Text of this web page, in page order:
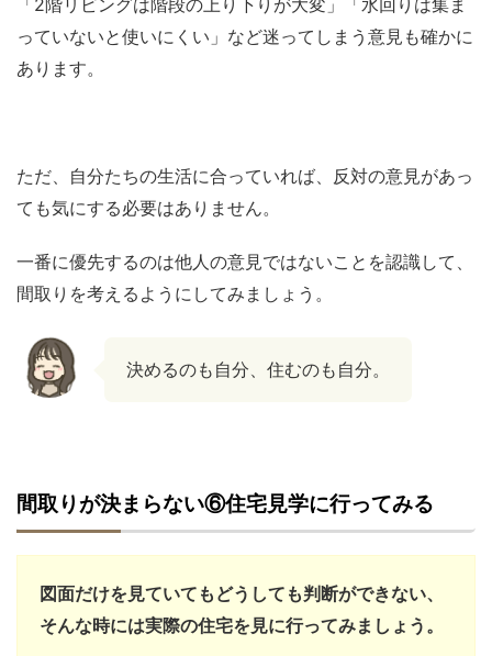
「2階リビングは階段の上り下りが大変」「水回りは集ま
っていないと使いにくい」など迷ってしまう意見も確かに
あります。
ただ、自分たちの生活に合っていれば、反対の意見があっ
ても気にする必要はありません。
一番に優先するのは他人の意見ではないことを認識して、
間取りを考えるようにしてみましょう。
決めるのも自分、住むのも自分。
間取りが決まらない⑥住宅見学に行ってみる
図面だけを見ていてもどうしても判断ができない、
そんな時には実際の住宅を見に行ってみましょう。